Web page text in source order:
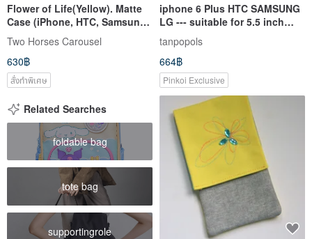
Flower of Life(Yellow). Matte
Case (iPhone, HTC, Samsung,
Sony)
Two Horses Carousel
630฿
สั่งทำพิเศษ
iphone 6 Plus HTC SAMSUNG
LG --- suitable for 5.5 inch
mobile phone case mobile
power case
tanpopols
664฿
Pinkoi Exclusive
Related Searches
foldable bag
tote bag
supportingrole